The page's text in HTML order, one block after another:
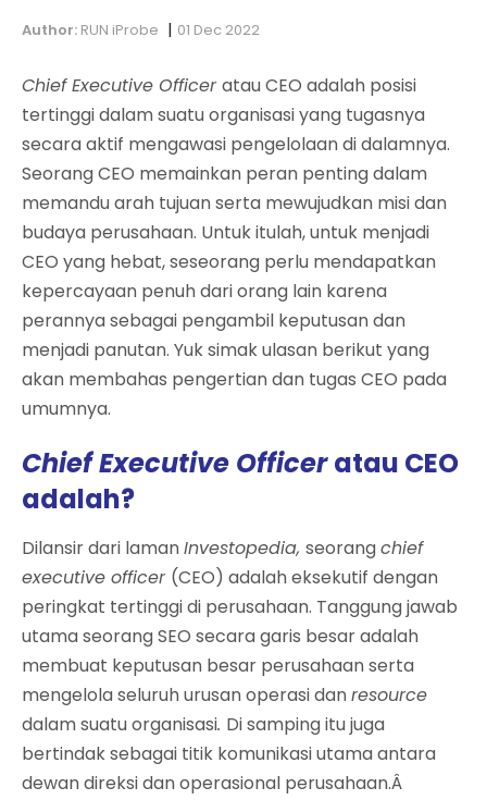
Author: RUN iProbe | 01 Dec 2022
Chief Executive Officeratau CEO adalah posisi
tertinggi dalam suatu organisasi yang tugasnya
secara aktif mengawasi pengelolaan di dalamnya.
Seorang CEO memainkan peran penting dalam
memandu arah tujuan serta mewujudkan misi dan
budaya perusahaan. Untuk itulah, untuk menjadi
CEO yang hebat, seseorang perlu mendapatkan
kepercayaan penuh dari orang lain karena
perannya sebagai pengambil keputusan dan
menjadi panutan. Yuk simak ulasan berikut yang
akan membahas pengertian dan tugas CEO pada
umumnya.
Chief Executive Officeratau CEO
adalah?
Dilansir dari lamanInvestopedia, seorangchief
executive officer (CEO) adalah eksekutif dengan
peringkat tertinggi di perusahaan. Tanggung jawab
utama seorang SEO secara garis besar adalah
membuat keputusan besar perusahaan serta
mengelola seluruh urusan operasi danresource
dalam suatu organisasi. Di samping itu juga
bertindak sebagai titik komunikasi utama antara
dewan direksi dan operasional perusahaan.Â